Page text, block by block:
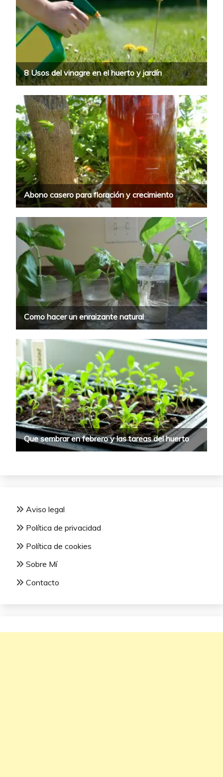
Aviso legal
Política de privacidad
Política de cookies
Sobre Mí
Contacto